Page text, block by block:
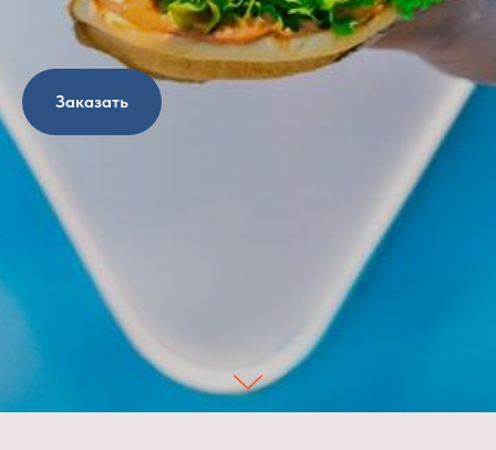
Заказать